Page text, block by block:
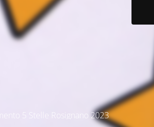
5 Stelle Rosignano 2023